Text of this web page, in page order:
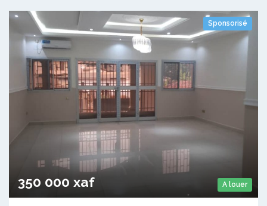
A louer
Sponsorisé
350 000 xaf